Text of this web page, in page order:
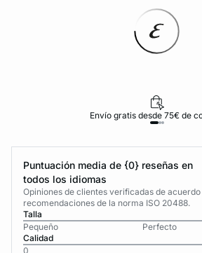
Envío gratis desde 75€ de
Puntuación media de {0} reseñas en
todos los idiomas
Opiniones de clientes verificadas de acuerdo
recomendaciones de la norma ISO 20488.
Talla
Pequeño
Perfecto
Calidad
0